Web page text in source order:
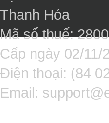
Thanh Hóa
Mã số thuế:
Cấp ngày 02/11/
Điện thoại: (84
Email: